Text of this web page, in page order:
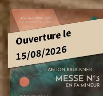
Ouverture le
15/08/2026